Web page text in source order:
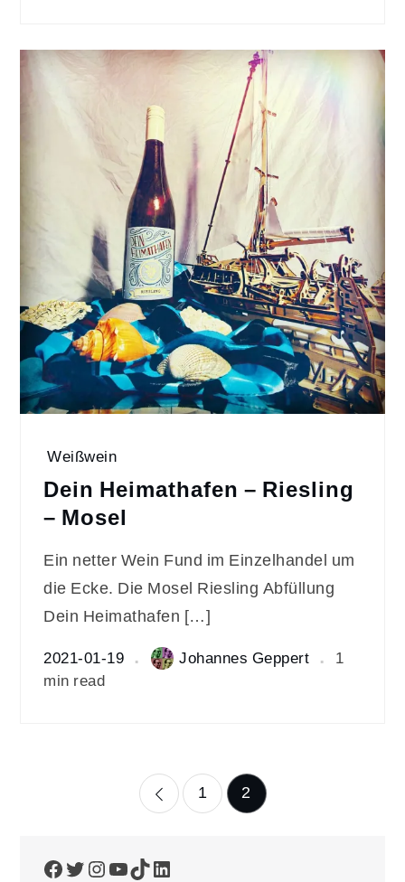
Weißwein
Dein Heimathafen – Riesling
– Mosel
Ein netter Wein Fund im Einzelhandel um
die Ecke. Die Mosel Riesling Abfüllung
Dein Heimathafen […]
2021-01-19 Johannes Geppert
1
min read
1 2
Facebook
Twitter
Instagram
YouTube
TikTokLinkedIn